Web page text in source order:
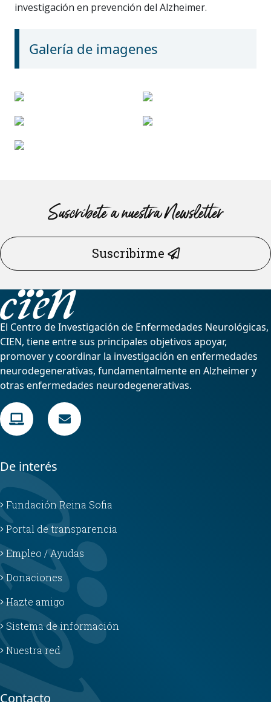
investigación en prevención del Alzheimer.
Galería de imagenes
Suscríbete a nuestra Newsletter
Suscribirme
El Centro de Investigación de Enfermedades Neurológicas,
CIEN, tiene entre sus principales objetivos apoyar,
promover y coordinar la investigación en enfermedades
neurodegenerativas, fundamentalmente en Alzheimer y
otras enfermedades neurodegenerativas.
De interés
Fundación Reina Sofia
Portal de transparencia
Empleo / Ayudas
Donaciones
Hazte amigo
Sistema de información
Nuestra red
Contacto